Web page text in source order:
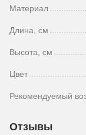
Материал
Длина, см
Высота, см
Цвет
Рекомендуемый
Отзывы